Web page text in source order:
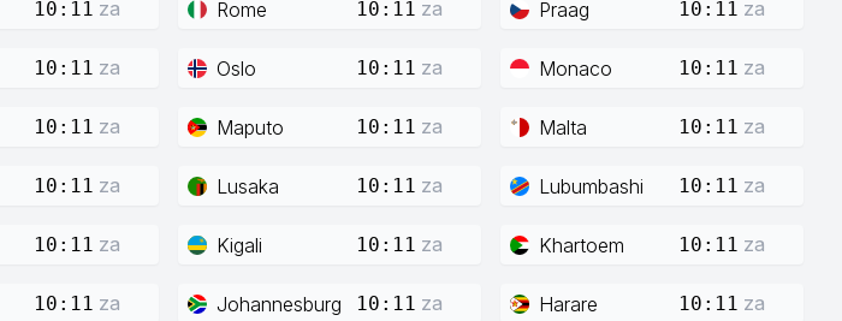
10:11 za Rome 10:11 za Praag 10:11 za
10:11 za Oslo 10:11 za Monaco 10:11 za
10:11 za Maputo 10:11 za Malta 10:11 za
10:11 za Lusaka 10:11 za Lubumbashi 10:11 za
10:11 za Kigali 10:11 za Khartoem 10:11 za
10:11 za Johannesburg 10:11 za Harare 10:11 za